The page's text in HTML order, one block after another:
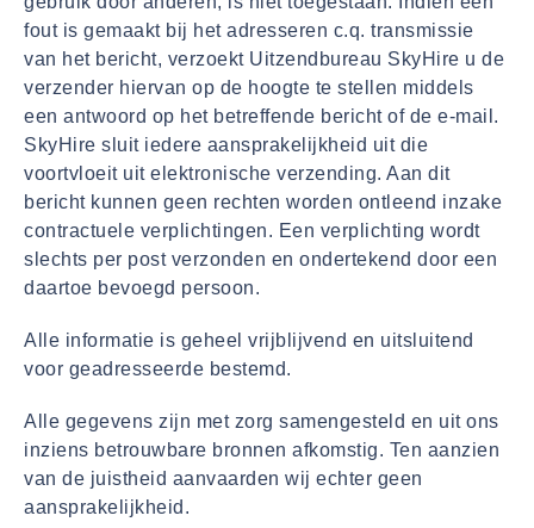
fout is gemaakt bij het adresseren c.q. transmissie
van het bericht, verzoekt Uitzendbureau SkyHire u de
verzender hiervan op de hoogte te stellen middels
een antwoord op het betreffende bericht of de e-mail.
SkyHire sluit iedere aansprakelijkheid uit die
voortvloeit uit elektronische verzending. Aan dit
bericht kunnen geen rechten worden ontleend inzake
contractuele verplichtingen. Een verplichting wordt
slechts per post verzonden en ondertekend door een
daartoe bevoegd persoon.
Alle informatie is geheel vrijblijvend en uitsluitend
voor geadresseerde bestemd.
Alle gegevens zijn met zorg samengesteld en uit ons
inziens betrouwbare bronnen afkomstig. Ten aanzien
van de juistheid aanvaarden wij echter geen
aansprakelijkheid.